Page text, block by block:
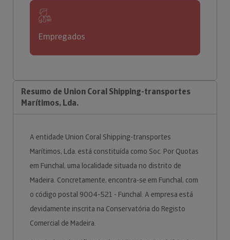
Empregados
Resumo de Union Coral Shipping-transportes
Marítimos, Lda.
A entidade Union Coral Shipping-transportes
Marítimos, Lda. está constituída como Soc. Por Quotas
em Funchal, uma localidade situada no distrito de
Madeira. Concretamente, encontra-se em Funchal, com
o código postal 9004-521 - Funchal. A empresa está
devidamente inscrita na Conservatória do Registo
Comercial de Madeira.